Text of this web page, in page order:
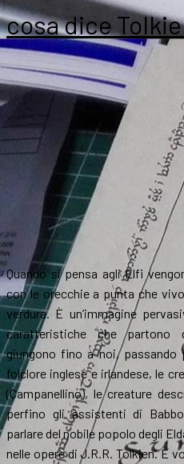
cosa dice
Quando si pensa agli Elfi
con le orecchie a punta che
verdura. È un’immagine
caratteristiche che partono
giungono fino a noi, passando
folclore inglese e irlandese, le
(Campanellino), le creature
perfino gli assistenti di
parlare del nobile popolo degli
nelle opere di J.R.R. Tolkien. E